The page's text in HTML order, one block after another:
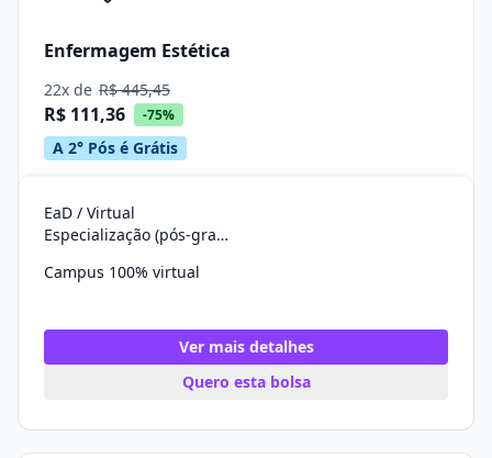
Enfermagem Estética
22x de R$ 445,45
R$ 111,36 -75%
A 2° Pós é Grátis
EaD / Virtual
Especialização (pós-graduação)
Campus 100% virtual
Ver mais detalhes
Quero esta bolsa